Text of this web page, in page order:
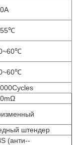
штендер
(анти--